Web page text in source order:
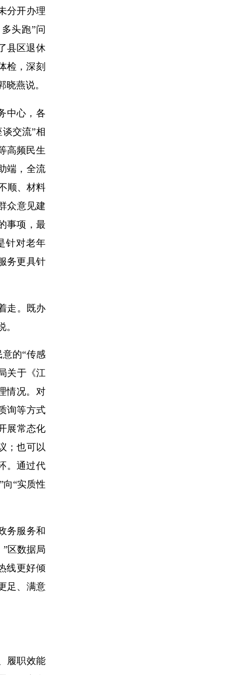
分开办理
头跑”问
县区退休
检，深刻
燕说。
中心，各
交流”相
高频民生
端，全流
顺、材料
众意见建
事项，最
针对老年
务更具针
走。既办
的“传感
关于《江
情况。对
询等方式
展常态化
；也可以
。通过代
向“实质性
务服务和
区数据局
线更好倾
足、满意
履职效能